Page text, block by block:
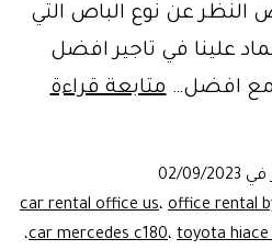
عن نوع الباص التي
علينا في تاجير افضل
مع افضل…متابعة قراءة
في 02/09/2023
car rental office us، office rental
car mercedes c180، toyota hiace
،